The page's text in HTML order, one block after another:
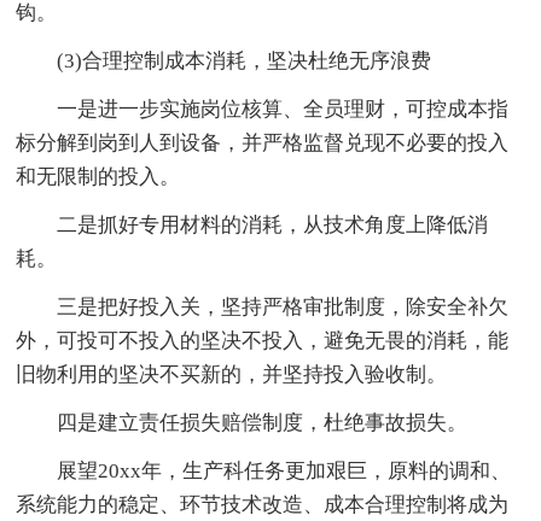
钩。
(3)合理控制成本消耗，坚决杜绝无序浪费
一是进一步实施岗位核算、全员理财，可控成本指
标分解到岗到人到设备，并严格监督兑现不必要的投入
和无限制的投入。
二是抓好专用材料的消耗，从技术角度上降低消
耗。
三是把好投入关，坚持严格审批制度，除安全补欠
外，可投可不投入的坚决不投入，避免无畏的消耗，能
旧物利用的坚决不买新的，并坚持投入验收制。
四是建立责任损失赔偿制度，杜绝事故损失。
展望20xx年，生产科任务更加艰巨，原料的调和、
系统能力的稳定、环节技术改造、成本合理控制将成为